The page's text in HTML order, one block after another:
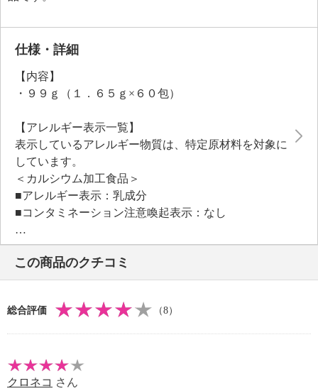
仕様・詳細
【内容】
・９９ｇ（１．６５ｇ×６０包）
【アレルギー表示一覧】
表示しているアレルギー物質は、特定原材料を対象に
しています。
＜カルシウム加工食品＞
■アレルギー表示：乳成分
■コンタミネーション注意喚起表示：なし
【期限表示】
・開封前：商品記載の通り
・あり
【保健機能】
・食生活は、主食、主菜、副菜を基本に食事のバラン
スを。
この商品のクチコミ
総合評価 （8）
クロネコ さん